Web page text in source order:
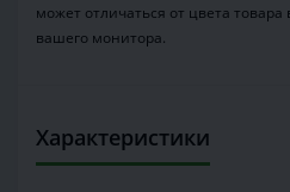
может отличаться от цвета
вашего монитора.
Характеристики